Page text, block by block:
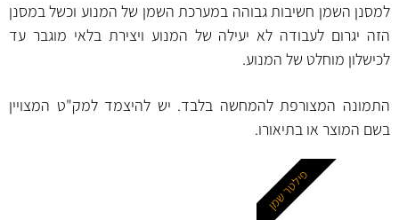
למסנן השמן חשיבות גבוהה במערכת השמן של המנוע וכשל במסנן
הזה יגרום לעבודה לא יעילה של המנוע ויצירת בלאי מוגבר עד
לכישלון מוחלט של המנוע.
התמונה המצורפת להמחשה בלבד. יש להיצמד למק"ט המצויין
בשם המוצר או בתיאורו.
פילטר שמן